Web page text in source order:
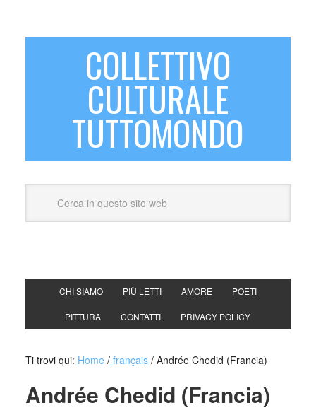
COLLETTIVO
CULTURALE
TUTTOMONDO
CHI SIAMO PIÙ LETTI AMORE POETI
PITTURA CONTATTI PRIVACY POLICY
Ti trovi qui: Home / français /Andrée Chedid (Francia)
Andrée Chedid (Francia)